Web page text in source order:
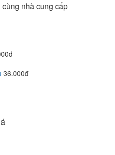
nhà cung cấp
36.000đ